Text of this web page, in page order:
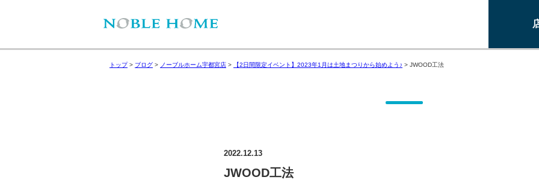
トップ> ブログ > ノーブルホーム宇都宮店 > 【2日間限定イベント】2023年1月は土地まつりから始めよう♪ > JWOOD工法
2022.12.13
JWOOD工法